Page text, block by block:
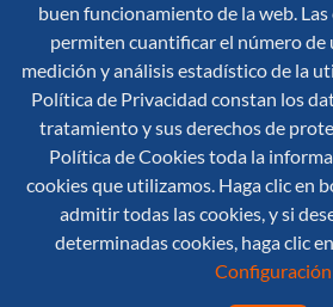
© 2026 Secretaría General de
Mapa Web
Aviso
buen funcionamiento de la web.
permiten cuantificar el número de
medición y análisis estadístico de la
Política de Privacidad constan los
tratamiento y sus derechos de
Política de Cookies toda la
cookies que utilizamos. Haga clic en
admitir todas las cookies, y si
determinadas cookies, haga clic
Configuración